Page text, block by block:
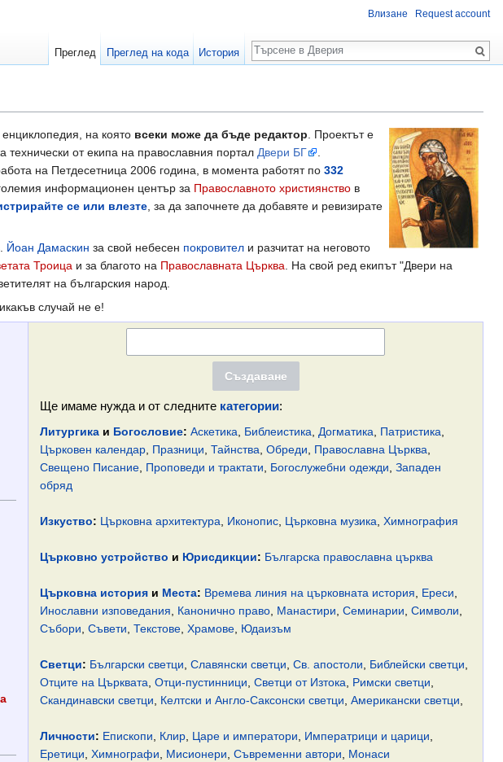
на която всеки може да бъде редактор. Проектът е
технически от екипа на православния порталДвери БГ
.
на Петдесетница 2006 година, в момента работят по332
информационен център за Православното християнство в
се или влезте, за да започнете да добавяте и ревизирате
Йоан Дамаскин за свой небесен покровител и разчитат на неговото
Троица и за благото на Православната Църква. На свой ред екипът "Двери на
на българския народ.
случай не е!
Ще имаме нужда и от следните категории:
Литургикаи Богословие: Аскетика Библеистика Догматика Патристика
Църковен календар, Празници Тайнства Обреди Православна Църква
Свещено Писание, Проповеди и трактати Богослужебни одежди Западен
обряд
Изкуство: Църковна архитектура Иконопис, Църковна музика Химнография
Църковно устройство и Юрисдикции: Българска православна църква
Църковна историяи Места: Времева линия на църковната история Ереси
Инославни изповедания
Канонично право, Манастири Семинарии Символи
Събори Съвети Текстове, Храмове, Юдаизъм
Светци: Български светци Славянски светци Св. апостоли Библейски светци
Отците на Църквата Отци-пустинници Светци от Изтока Римски светци
Скандинавски светци
Келтски и Англо-Саксонски светци Американски светци
Личности: Епископи Клир, Царе и императори Императрици и царици
Еретици Химнографи Мисионери Съвременни автори Монаси
Влизане Request account
Преглед Преглед на кода История
Търсене